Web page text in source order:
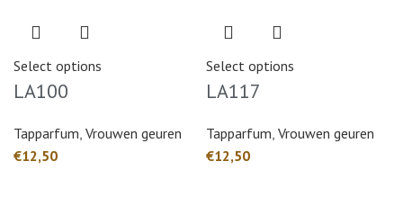
Select options
LA100
Tapparfum, Vrouwen geuren
€
Select options
LA117
Tapparfum, Vrouwen geuren
€